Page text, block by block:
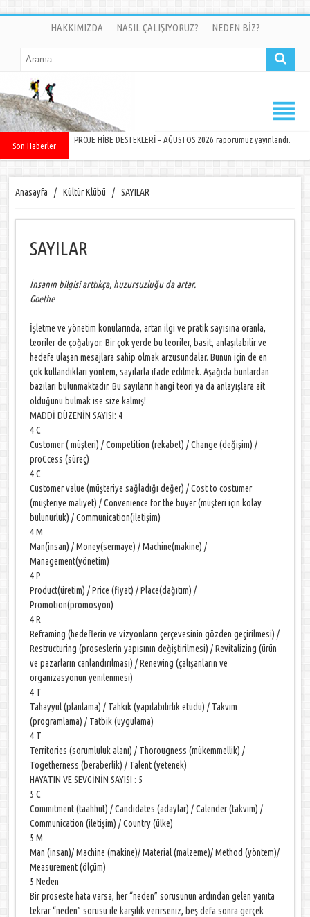
HAKKIMIZDA NASIL ÇALIŞIYORUZ? NEDEN BİZ?
Son Haberler
PROJE HİBE DESTEKLERİ – AĞUSTOS 2026 raporumuz yayınlandı.
Anasayfa / Kültür Klübü / SAYILAR
SAYILAR
İnsanın bilgisi arttıkça, huzursuzluğu da artar.
Goethe
İşletme ve yönetim konularında, artan ilgi ve pratik sayısına oranla,
teoriler de çoğalıyor. Bir çok yerde bu teoriler, basit, anlaşılabilir ve
hedefe ulaşan mesajlara sahip olmak arzusundalar. Bunun için de en
çok kullandıkları yöntem, sayılarla ifade edilmek. Aşağıda bunlardan
bazıları bulunmaktadır. Bu sayıların hangi teori ya da anlayışlara ait
olduğunu bulmak ise size kalmış!
MADDİ DÜZENİN SAYISI: 4
4 C
Customer ( müşteri) / Competition (rekabet) / Change (değişim) /
proCcess (süreç)
4 C
Customer value (müşteriye sağladığı değer) / Cost to costumer
(müşteriye maliyet) / Convenience for the buyer (müşteri için kolay
bulunurluk) / Communication(iletişim)
4 M
Man(insan) / Money(sermaye) / Machine(makine) /
Management(yönetim)
4 P
Product(üretim) / Price (fiyat) / Place(dağıtım) /
Promotion(promosyon)
4 R
Reframing (hedeflerin ve vizyonların çerçevesinin gözden geçirilmesi) /
Restructuring (proseslerin yapısının değiştirilmesi) / Revitalizing (ürün
ve pazarların canlandırılması) / Renewing (çalışanların ve
organizasyonun yenilenmesi)
4 T
Tahayyül (planlama) / Tahkik (yapılabilirlik etüdü) / Takvim
(programlama) / Tatbik (uygulama)
4 T
Territories (sorumluluk alanı) / Thorougness (mükemmellik) /
Togetherness (beraberlik) / Talent (yetenek)
HAYATIN VE SEVGİNİN SAYISI : 5
5 C
Commitment (taahhüt) / Candidates (adaylar) / Calender (takvim) /
Communication (iletişim) / Country (ülke)
5 M
Man (insan)/ Machine (makine)/ Material (malzeme)/ Method (yöntem)/
Measurement (ölçüm)
5 Neden
Bir proseste hata varsa, her “neden” sorusunun ardından gelen yanıta
tekrar “neden” sorusu ile karşılık verirseniz, beş defa sonra gerçek